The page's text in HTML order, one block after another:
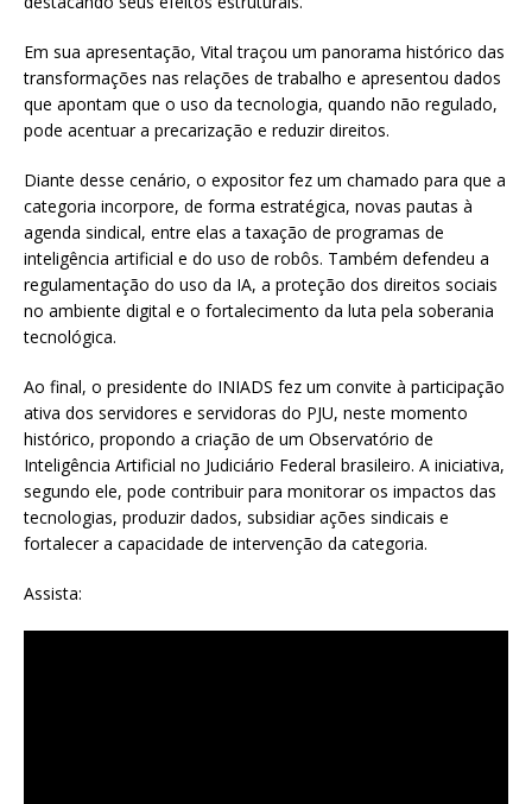
Em sua apresentação, Vital traçou um panorama histórico das
transformações nas relações de trabalho e apresentou dados
que apontam que o uso da tecnologia, quando não regulado,
pode acentuar a precarização e reduzir direitos.
Diante desse cenário, o expositor fez um chamado para que a
categoria incorpore, de forma estratégica, novas pautas à
agenda sindical, entre elas a taxação de programas de
inteligência artificial e do uso de robôs. Também defendeu a
regulamentação do uso da IA, a proteção dos direitos sociais
no ambiente digital e o fortalecimento da luta pela soberania
tecnológica.
Ao final, o presidente do INIADS fez um convite à participação
ativa dos servidores e servidoras do PJU, neste momento
histórico, propondo a criação de um Observatório de
Inteligência Artificial no Judiciário Federal brasileiro. A iniciativa,
segundo ele, pode contribuir para monitorar os impactos das
tecnologias, produzir dados, subsidiar ações sindicais e
fortalecer a capacidade de intervenção da categoria.
Assista: